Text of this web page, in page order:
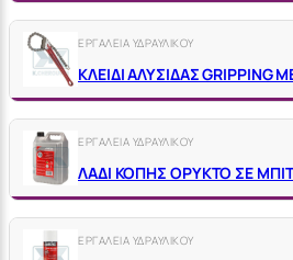
ΕΡΓΑΛΕΙΑ ΥΔΡΑΥΛΙΚΟΥ
ΕΡΓΑΛΕΙΑ ΥΔΡΑΥΛΙΚΟΥ
ΕΡΓΑΛΕΙΑ ΥΔΡΑΥΛΙΚΟΥ